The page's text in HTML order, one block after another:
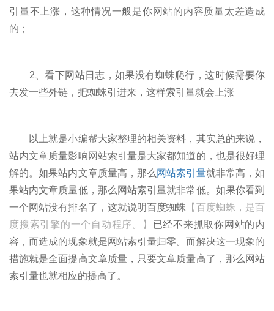
引量不上涨，这种情况一般是你网站的内容质量太差造成
的；
2、看下网站日志，如果没有蜘蛛爬行，这时候需要你
去发一些外链，把蜘蛛引进来，这样索引量就会上涨
以上就是小编帮大家整理的相关资料，其实总的来说，
站内文章质量影响网站索引量是大家都知道的，也是很好理
解的。如果站内文章质量高，那么 网站索引量就非常高，如
果站内文章质量低，那么网站索引量就非常低。如果你看到
一个网站没有排名了，这就说明百度蜘蛛 【百度蜘蛛，是百
度搜索引擎的一个自动程序。】 已经不来抓取你网站的内
容，而造成的现象就是网站索引量归零。而解决这一现象的
措施就是全面提高文章质量，只要文章质量高了，那么网站
索引量也就相应的提高了。